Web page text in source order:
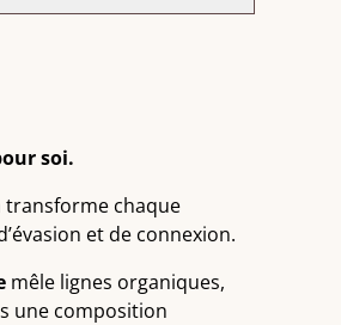
soi.
transforme chaque
et de connexion.
mêle lignes organiques,
une composition